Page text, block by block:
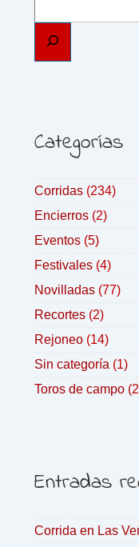
Categorías
Corridas (234)
Encierros (2)
Eventos (5)
Festivales (4)
Novilladas (77)
Recortes (2)
Rejoneo (14)
Sin categoría (1)
Toros de campo
Entradas
Corrida en Las